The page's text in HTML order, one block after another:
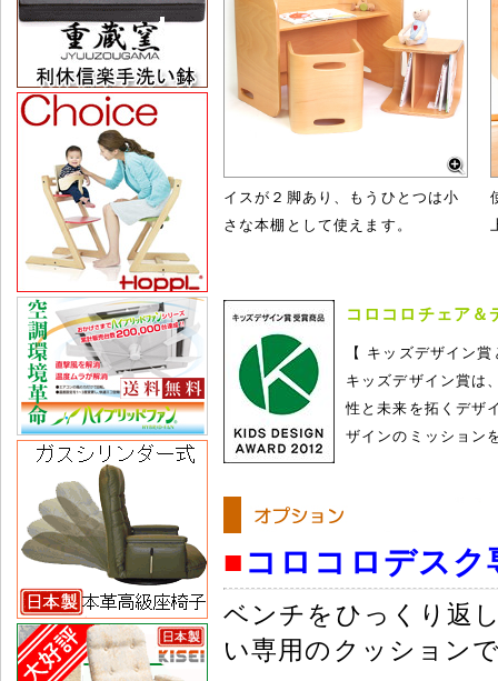
イスが２脚あり、もうひとつは小
さな本棚として使えます。
コロコロチェア＆
【 キッズデザイン
キッズデザイン賞は
性と未来を拓くデザ
ザインのミッション
■ コロコロデス
ベンチをひっくり返
い専用のクッション